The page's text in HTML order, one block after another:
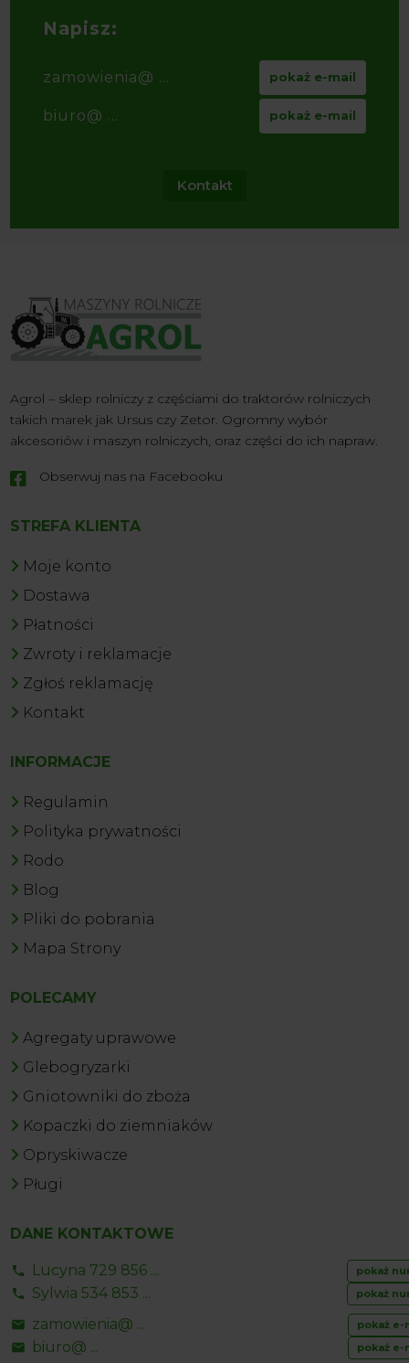
Napisz:
zamowienia@ ... pokaż e-mail
biuro@ ... pokaż e-mail
Kontakt
Agrol – sklep rolniczy z częściami do traktorów rolniczych
takich marek jak Ursus czy Zetor. Ogromny wybór
akcesoriów i maszyn rolniczych, oraz części do ich napraw.
 Obserwuj nas na Facebooku
STREFA KLIENTA
Moje konto
Dostawa
Płatności
Zwroty i reklamacje
Zgłoś reklamację
Kontakt
INFORMACJE
Regulamin
Polityka prywatności
Rodo
Blog
Pliki do pobrania
Mapa Strony
POLECAMY
Agregaty uprawowe
Glebogryzarki
Gniotowniki do zboża
Kopaczki do ziemniaków
Opryskiwacze
Pługi
DANE KONTAKTOWE
Lucyna 729 856 ... pokaż
Sylwia 534 853 ... pokaż
zamowienia@ ... pokaż e-
biuro@ ... pokaż e-